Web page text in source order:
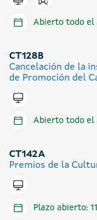
Abierto todo el
CT128B
Cancelación de la
de Promoción del
Tramitar en línea
Abierto todo el
CT142A
Premios de la
Tramitar en línea
Plazo abierto: